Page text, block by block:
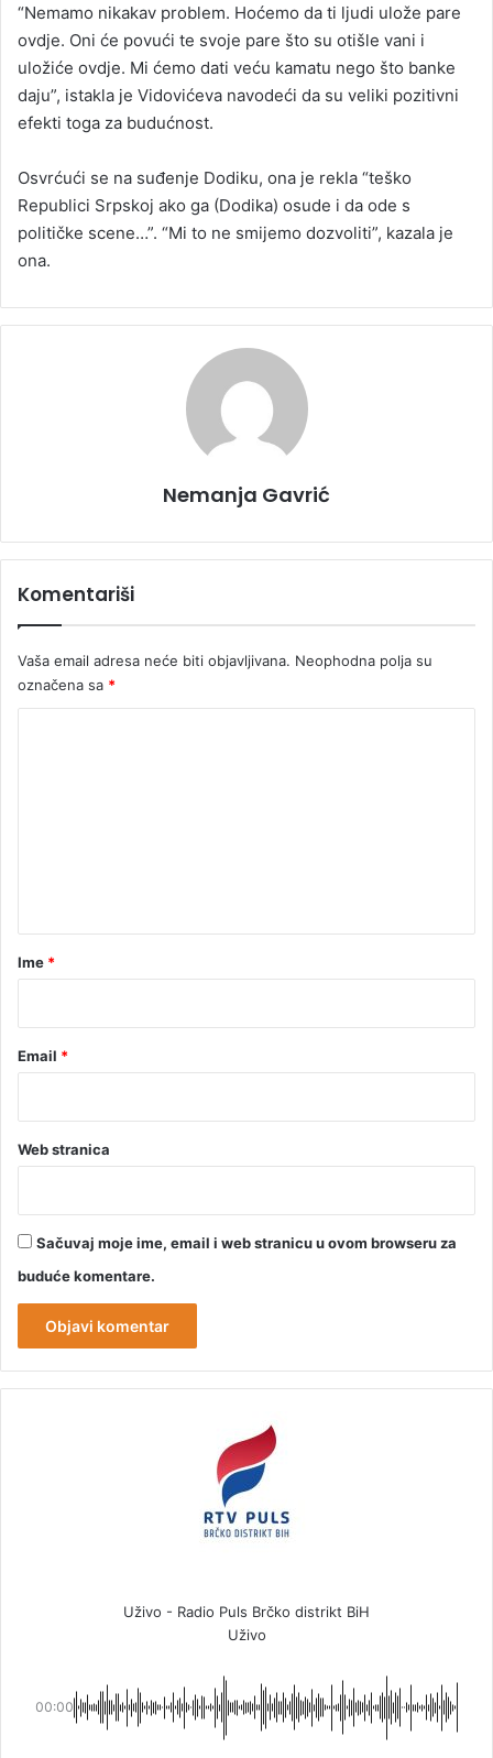
“Nemamo nikakav problem. Hoćemo da ti ljudi ulože pare
ovdje. Oni će povući te svoje pare što su otišle vani i
uložiće ovdje. Mi ćemo dati veću kamatu nego što banke
daju”, istakla je Vidovićeva navodeći da su veliki pozitivni
efekti toga za budućnost.
Osvrćući se na suđenje Dodiku, ona je rekla “teško
Republici Srpskoj ako ga (Dodika) osude i da ode s
političke scene…”. “Mi to ne smijemo dozvoliti”, kazala je
ona.
Nemanja Gavrić
Komentariši
Vaša email adresa neće biti objavljivana. Neophodna polja su
označena sa *
rIme *
Email *
Web stranica
Sačuvaj moje ime, email i web stranicu u ovom browseru za
buduće komentare.
Uživo - Radio Puls Brčko distrikt BiH
Uživo
00:00